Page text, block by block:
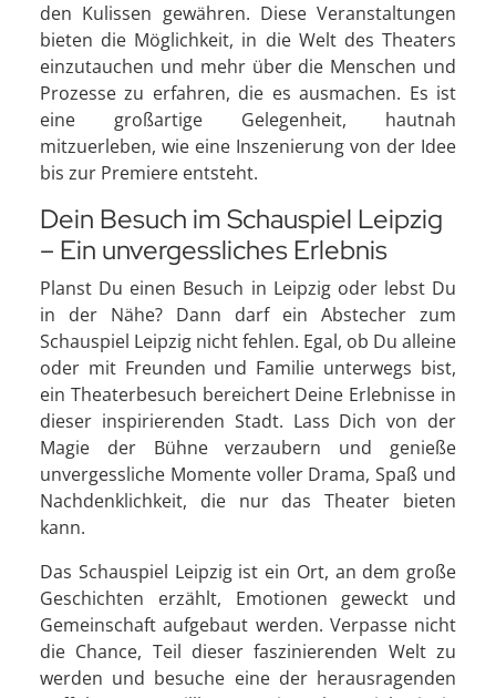
den Kulissen gewähren. Diese Veranstaltungen
bieten die Möglichkeit, in die Welt des Theaters
einzutauchen und mehr über die Menschen und
Prozesse zu erfahren, die es ausmachen. Es ist
eine großartige Gelegenheit, hautnah
mitzuerleben, wie eine Inszenierung von der Idee
bis zur Premiere entsteht.
Dein Besuch im Schauspiel Leipzig
– Ein unvergessliches Erlebnis
Planst Du einen Besuch in Leipzig oder lebst Du
in der Nähe? Dann darf ein Abstecher zum
Schauspiel Leipzig nicht fehlen. Egal, ob Du alleine
oder mit Freunden und Familie unterwegs bist,
ein Theaterbesuch bereichert Deine Erlebnisse in
dieser inspirierenden Stadt. Lass Dich von der
Magie der Bühne verzaubern und genieße
unvergessliche Momente voller Drama, Spaß und
Nachdenklichkeit, die nur das Theater bieten
kann.
Das Schauspiel Leipzig ist ein Ort, an dem große
Geschichten erzählt, Emotionen geweckt und
Gemeinschaft aufgebaut werden. Verpasse nicht
die Chance, Teil dieser faszinierenden Welt zu
werden und besuche eine der herausragenden